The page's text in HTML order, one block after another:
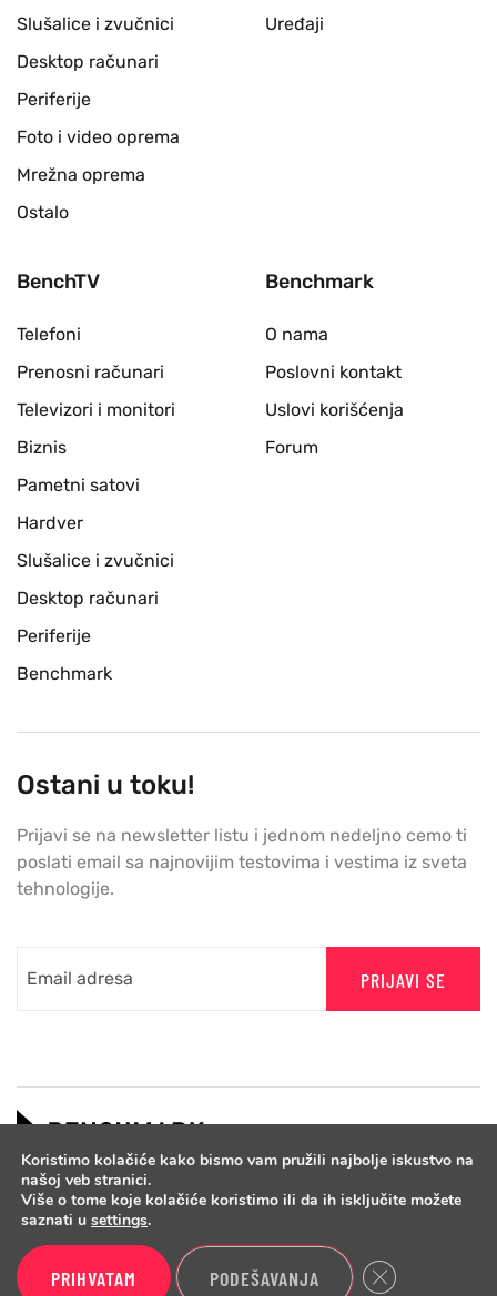
Slušalice i zvučnici
Desktop računari
Periferije
Foto i video oprema
Mrežna oprema
Ostalo
Uređaji
BenchTV
Telefoni
Prenosni računari
Televizori i monitori
Biznis
Pametni satovi
Hardver
Slušalice i zvučnici
Desktop računari
Periferije
Benchmark
Benchmark
O nama
Poslovni kontakt
Uslovi korišćenja
Forum
Ostani u toku!
Prijavi se na newsletter listu i jednom nedeljno cemo ti
poslati email sa najnovijim testovima i vestima iz sveta
tehnologije.
PRIJAVI SE
Koristimo kolačiće kako bismo vam pružili najbolje iskustvo na
našoj veb stranici.
Više o tome koje kolačiće koristimo ili da ih isključite možete
saznati u settings.
PRIHVATAM PODEŠAVANJA Close GDPR